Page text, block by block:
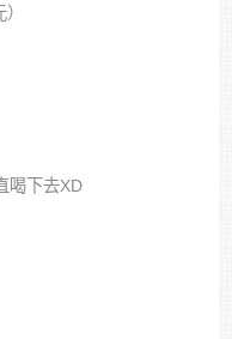
喝下去XD